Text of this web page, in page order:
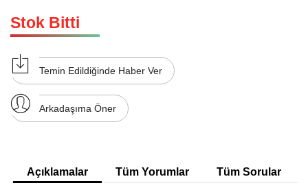
Stok Bitti
Temin Edildiğinde Haber Ver
Arkadaşıma Öner
Açıklamalar Tüm Yorumlar Tüm Sorular